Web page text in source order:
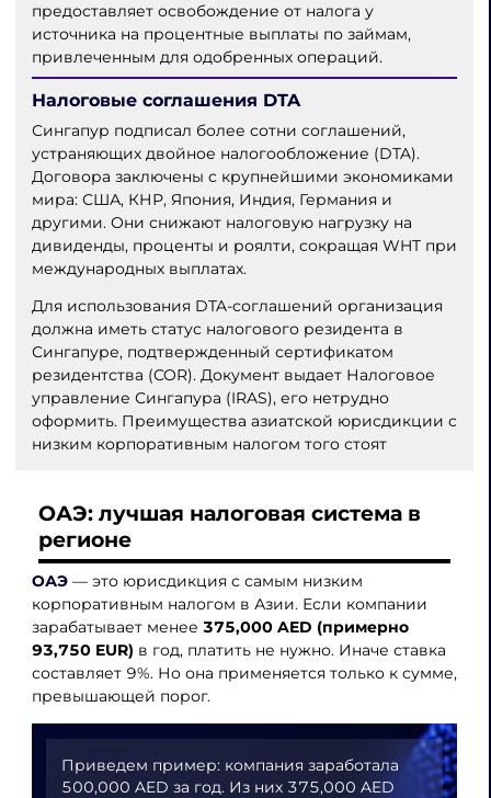
предоставляет освобождение от налога у
источника на процентные выплаты по займам,
привлеченным для одобренных операций.
Налоговые соглашения DTA
Сингапур подписал более сотни соглашений,
устраняющих двойное налогообложение (DTA).
Договора заключены с крупнейшими экономиками
мира: США, КНР, Япония, Индия, Германия и
другими. Они снижают налоговую нагрузку на
дивиденды, проценты и роялти, сокращая WHT при
международных выплатах.
Для использования DTA-соглашений организация
должна иметь статус налогового резидента в
Сингапуре, подтвержденный сертификатом
резидентства (COR). Документ выдает Налоговое
управление Сингапура (IRAS), его нетрудно
оформить. Преимущества азиатской юрисдикции с
низким корпоративным налогом того стоят
ОАЭ: лучшая налоговая система в
регионе
ОАЭ— это юрисдикция с самым низким
корпоративным налогом в Азии. Если компании
зарабатывает менее 375,000 AED (примерно
93,750 EUR) в год, платить не нужно. Иначе ставка
составляет 9%. Но она применяется только к сумме,
превышающей порог.
Приведем пример: компания заработала
500,000 AED за год. Из них 375,000 AED